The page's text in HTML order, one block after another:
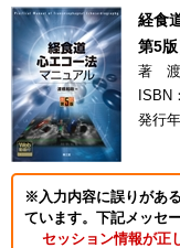
経食
第5版
著 渡
ISBN
発行
※入力内容に誤りがあ
ています。下記メッセ
セッション情報が正